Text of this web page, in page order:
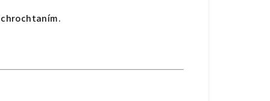
chrochtaním.